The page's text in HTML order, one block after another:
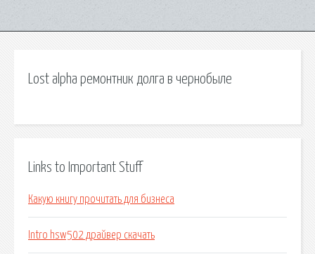
Lost alpha ремонтник долга в чернобыле
Links to Important Stuff
Какую книгу прочитать для бизнеса
Intro hsw502 драйвер скачать